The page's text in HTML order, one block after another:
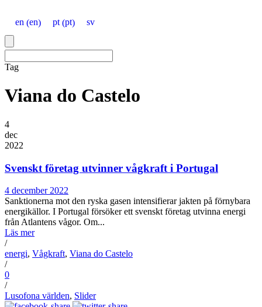
en (en) pt(pt) sv
Tag
Viana do Castelo
4
dec
2022
Svenskt företag utvinner vågkraft i Portugal
4 december 2022
Sanktionerna mot den ryska gasen intensifierar jakten på förnybara
energikällor. I Portugal försöker ett svenskt företag utvinna energi
från Atlantens vågor. Om...
Läs mer
/
energi, Vågkraft, Viana do Castelo
/
0
/
Lusofona världen, Slider